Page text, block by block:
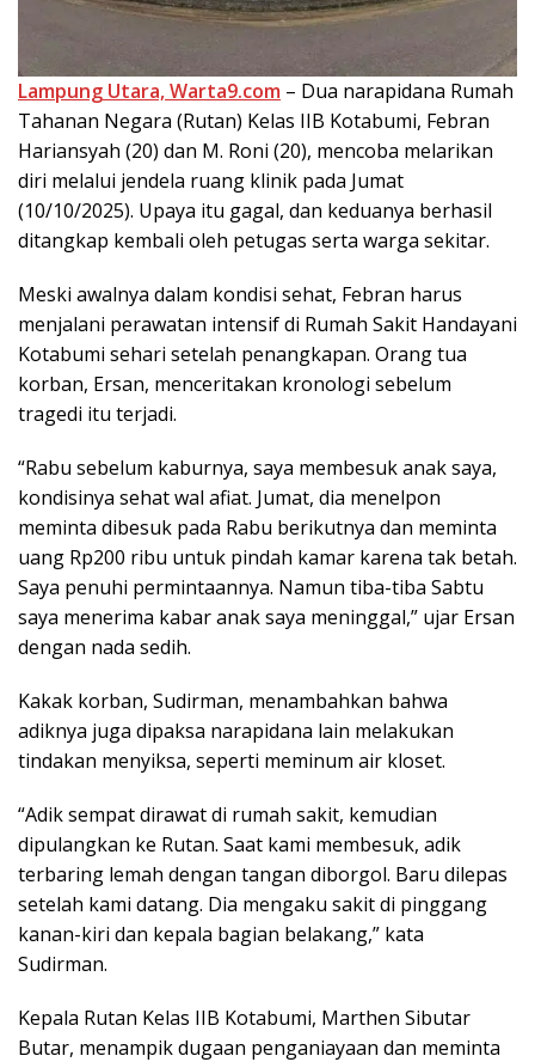
Lampung Utara, Warta9.com – Dua narapidana Rumah
Tahanan Negara (Rutan) Kelas IIB Kotabumi, Febran
Hariansyah (20) dan M. Roni (20), mencoba melarikan
diri melalui jendela ruang klinik pada Jumat
(10/10/2025). Upaya itu gagal, dan keduanya berhasil
ditangkap kembali oleh petugas serta warga sekitar.
Meski awalnya dalam kondisi sehat, Febran harus
menjalani perawatan intensif di Rumah Sakit Handayani
Kotabumi sehari setelah penangkapan. Orang tua
korban, Ersan, menceritakan kronologi sebelum
tragedi itu terjadi.
“Rabu sebelum kaburnya, saya membesuk anak saya,
kondisinya sehat wal afiat. Jumat, dia menelpon
meminta dibesuk pada Rabu berikutnya dan meminta
uang Rp200 ribu untuk pindah kamar karena tak betah.
Saya penuhi permintaannya. Namun tiba-tiba Sabtu
saya menerima kabar anak saya meninggal,” ujar Ersan
dengan nada sedih.
Kakak korban, Sudirman, menambahkan bahwa
adiknya juga dipaksa narapidana lain melakukan
tindakan menyiksa, seperti meminum air kloset.
“Adik sempat dirawat di rumah sakit, kemudian
dipulangkan ke Rutan. Saat kami membesuk, adik
terbaring lemah dengan tangan diborgol. Baru dilepas
setelah kami datang. Dia mengaku sakit di pinggang
kanan-kiri dan kepala bagian belakang,” kata
Sudirman.
Kepala Rutan Kelas IIB Kotabumi, Marthen Sibutar
Butar, menampik dugaan penganiayaan dan meminta